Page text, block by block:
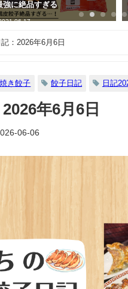
強に絶品すぎる
06-17
：2026年6月6日
焼き餃子 餃子日記 日記
年6月6日
06-06